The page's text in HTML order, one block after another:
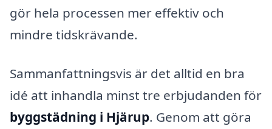
gör hela processen mer effektiv och
mindre tidskrävande.
Sammanfattningsvis är det alltid en bra
idé att inhandla minst tre erbjudanden för
byggstädning i Hjärup. Genom att göra